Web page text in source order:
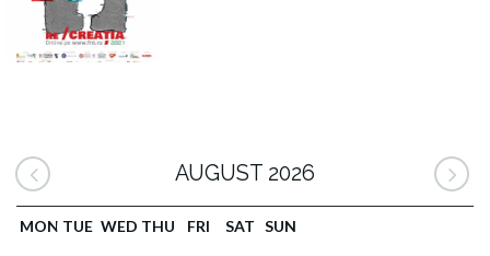
AUGUST 2026
MON TUE WED THU FRI SAT SUN